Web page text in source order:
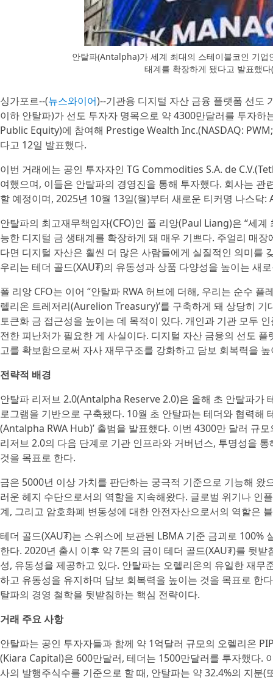
안탈파(Antalpha)가 세계 최대의 스테이블코인 기
태계를 확장하게 됐다고 발표했
싱가포르--(뉴스와이어)--기관용 디지털 자산 금융 플랫폼 선
이하 안탈파)가 선도 투자자 명목으로 약 4300만달러를 투자
Public Equity)에 참여해 Prestige Wealth Inc.(NASDAQ:
다고 12일 발표했다.
이번 거래에는 공인 투자자인 TG Commodities S.A. de
여했으며, 이들은 안탈파의 경영진을 통해 투자했다. 회사는
할 예정이며, 2025년 10월 13일(월)부터 새로운 티커명 나스닥:
안탈파의 최고재무책임자(CFO)인 폴 리앙(Paul Liang)은 “세
능한 디지털 금 생태계를 확장하게 돼 매우 기쁘다. 주얼리 매
다면 디지털 자산은 훨씬 더 많은 사람들에게 실질적인 의미를
우리는 테더 골드(XAU₮)의 유동성과 상품 다양성을 높이는 새
폴 리앙 CFO는 이어 “안탈파 RWA 허브에 더해, 우리는 순수
렐리온 트레저리(Aurelion Treasury)’를 구축하게 돼 상당히
토큰화 금 접근성을 높이는 데 목적이 있다. 개인과 기관 모두
전한 피난처가 필요한 게 사실이다. 디지털 자산 금융의 선도
고를 확보함으로써 자사 재무구조를 강화하고 담보 회복력을
전략적 배경
안탈파 리저브 2.0(Antalpha Reserve 2.0)은 올해 초 안탈파가
로그램을 기반으로 구축됐다. 10월 초 안탈파는 테더와 협력해
(Antalpha RWA Hub)’ 출범을 발표했다. 이번 4300만 달러 규
리저브 2.0의 다음 단계로 기관 인프라와 거버넌스, 투명성을
것을 목표로 한다.
금은 5000년 이상 가치를 판단하는 궁극적 기준으로 기능해
러운 헤지 수단으로서의 역할을 지속해왔다. 글로벌 위기나 인
계, 그리고 암호화폐 변동성에 대한 안전자산으로서의 역할은
테더 골드(XAU₮)는 스위스에 보관된 LBMA 기준 금괴로
한다. 2020년 출시 이후 약 7톤의 금이 테더 골드(XAU₮)를 뒷
성, 유동성을 제공하고 있다. 안탈파는 오렐리온의 유일한 재
하고 유동성을 유지하며 담보 회복력을 높이는 것을 목표로 한
탈파의 경영 철학을 뒷받침하는 핵심 전략이다.
거래 주요 사항
안탈파는 공인 투자자들과 함께 약 1억달러 규모의 오렐리온
(Kiara Capital)은 600만달러, 테더는 1500만달러를 투자했다.
사의 발행주식수를 기준으로 할 때, 안탈파는 약 32.4%의 지분